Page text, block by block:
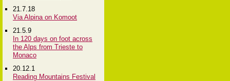
21.7.18
Via Alpina on Komoot
21.5.9
In 120 days on foot across
the Alps from Trieste to
Monaco
20.12.1
Reading Mountains Festival